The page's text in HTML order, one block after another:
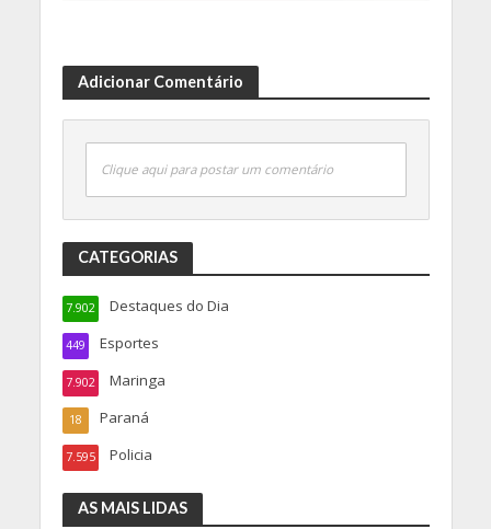
Adicionar Comentário
Clique aqui para postar um comentário
CATEGORIAS
Destaques do Dia
7.902
Esportes
449
Maringa
7.902
Paraná
18
Policia
7.595
AS MAIS LIDAS